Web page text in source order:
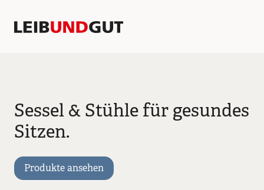
Sessel & Stühle für gesundes
Sitzen.
Produkte ansehen